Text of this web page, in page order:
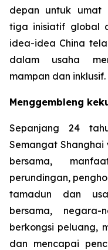
depan untuk umat
tiga inisiatif global
idea-idea China
dalam usaha
mampan dan inklusif.
Menggembleng
Sepanjang 24
Semangat
bersama,
perundingan,
tamadun dan
bersama,
berkongsi peluang,
dan mencapai